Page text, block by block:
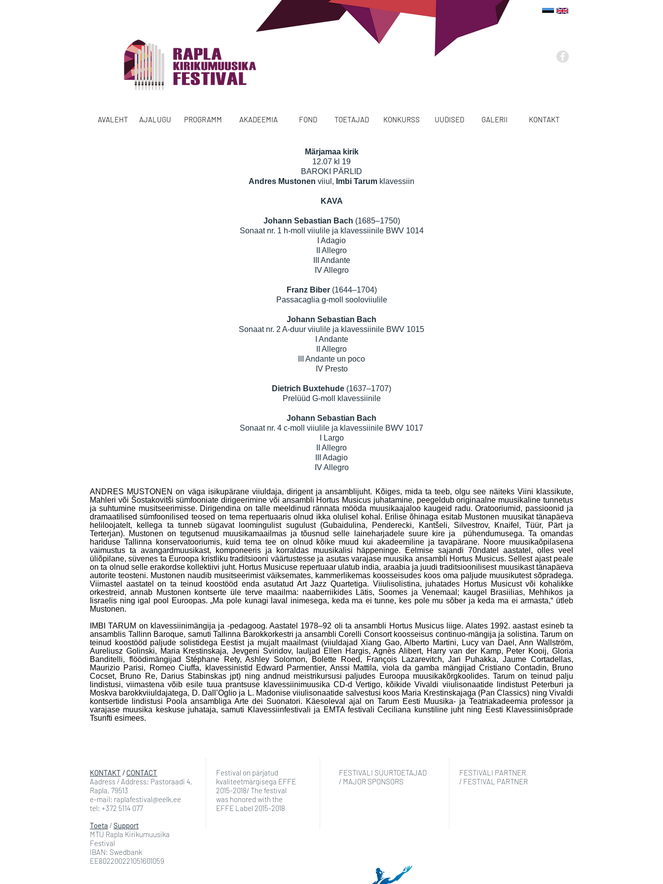
AVALEHT AJALUGU PROGRAMM AKADEEMIA FOND TOETAJAD KONKURSS UUDISED GALERII KONTAKT
Märjamaa kirik
12.07 kl 19
BAROKI PÄRLID
Andres Mustonen viiul, Imbi Tarum klavessiin
KAVA
Johann Sebastian Bach (1685–1750)
Sonaat nr. 1 h-moll viiulile ja klavessiinile BWV 1014
I Adagio
II Allegro
III Andante
IV Allegro
Franz Biber(1644–1704)
Passacaglia g-moll sooloviiulile
Johann Sebastian Bach
Sonaat nr. 2 A-duur viiulile ja klavessiinile BWV 1015
I Andante
II Allegro
III Andante un poco
IV Presto
Dietrich Buxtehude (1637–1707)
Prelüüd G-moll klavessiinile
Johann Sebastian Bach
Sonaat nr. 4 c-moll viiulile ja klavessiinile BWV 1017
I Largo
II Allegro
III Adagio
IV Allegro
ANDRES MUSTONEN on väga isikupärane viiuldaja, dirigent ja ansamblijuht. Kõiges, mida ta teeb, olgu see näiteks Viini klassikute,
Mahleri või Šostakovitši sümfooniate dirigeerimine või ansambli Hortus Musicus juhatamine, peegeldub originaalne muusikaline tunnetus
ja suhtumine musitseerimisse. Dirigendina on talle meeldinud rännata mööda muusikaajaloo kaugeid radu. Oratooriumid, passioonid ja
dramaatilised sümfoonilised teosed on tema repertuaaris olnud ikka olulisel kohal. Erilise õhinaga esitab Mustonen muusikat tänapäeva
heliloojatelt, kellega ta tunneb sügavat loomingulist sugulust (Gubaidulina, Penderecki, Kantšeli, Silvestrov, Knaifel, Tüür, Pärt ja
Terterjan). Mustonen on tegutsenud muusikamaailmas ja tõusnud selle laineharjadele suure kire ja pühendumusega. Ta omandas
hariduse Tallinna konservatooriumis, kuid tema tee on olnud kõike muud kui akadeemiline ja tavapärane. Noore muusikaõpilasena
vaimustus ta avangardmuusikast, komponeeris ja korraldas muusikalisi häppeninge. Eelmise sajandi 70ndatel aastatel, olles veel
üliõpilane, süvenes ta Euroopa kristliku traditsiooni väärtustesse ja asutas varajase muusika ansambli Hortus Musicus. Sellest ajast peale
on ta olnud selle erakordse kollektiivi juht. Hortus Musicuse repertuaar ulatub india, araabia ja juudi traditsioonilisest muusikast tänapäeva
autorite teosteni. Mustonen naudib musitseerimist väiksemates, kammerlikemas koosseisudes koos oma paljude muusikutest sõpradega.
Viimastel aastatel on ta teinud koostööd enda asutatud Art Jazz Quartetiga. Viiulisolistina, juhatades Hortus Musicust või kohalikke
orkestreid, annab Mustonen kontserte üle terve maailma: naaberriikides Lätis, Soomes ja Venemaal; kaugel Brasiilias, Mehhikos ja
Iisraelis ning igal pool Euroopas. „Ma pole kunagi laval inimesega, keda ma ei tunne, kes pole mu sõber ja keda ma ei armasta,“ ütleb
Mustonen.
IMBI TARUM on klavessiinimängija ja -pedagoog. Aastatel 1978–92 oli ta ansambli Hortus Musicus liige. Alates 1992. aastast esineb ta
ansamblis Tallinn Baroque, samuti Tallinna Barokkorkestri ja ansambli Corelli Consort koosseisus continuo-mängija ja solistina. Tarum on
teinud koostööd paljude solistidega Eestist ja mujalt maailmast (viiuldajad Xiang Gao, Alberto Martini, Lucy van Dael, Ann Wallström,
Aureliusz Golinski, Maria Krestinskaja, Jevgeni Sviridov, lauljad Ellen Hargis, Agnès Alibert, Harry van der Kamp, Peter Kooij, Gloria
Banditelli, flöödimängijad Stéphane Rety, Ashley Solomon, Bolette Roed, François Lazarevitch, Jari Puhakka, Jaume Cortadellas,
Maurizio Parisi, Romeo Ciuffa, klavessinistid Edward Parmentier, Anssi Mattila, viola da gamba mängijad Cristiano Contadin, Bruno
Cocset, Bruno Re, Darius Stabinskas jpt) ning andnud meistrikursusi paljudes Euroopa muusikakõrgkoolides. Tarum on teinud palju
lindistusi, viimastena võib esile tuua prantsuse klavessiinimuusika CD-d Vertigo, kõikide Vivaldi viiulisonaatide lindistust Peterburi ja
Moskva barokkviiuldajatega, D. Dall’Oglio ja L. Madonise viiulisonaatide salvestusi koos Maria Krestinskajaga (Pan Classics) ning Vivaldi
kontsertide lindistusi Poola ansambliga Arte dei Suonatori. Käesoleval ajal on Tarum Eesti Muusika- ja Teatriakadeemia professor ja
varajase muusika keskuse juhataja, samuti Klavessiinfestivali ja EMTA festivali Ceciliana kunstiline juht ning Eesti Klavessiinisõprade
Tsunfti esimees.
KONTAKT / CONTACT
Aadress / Address: Pastoraadi 4,
Rapla, 79513
e-mail: raplafestival@eelk.ee
tel: +372 5114 077
Toeta / Support
MTÜ Rapla Kirikumuusika
Festival
IBAN: Swedbank
EE802200221051601059
Festival on pärjatud
kvaliteetmärgisega EFFE
2015-2018/ The festival
was honored with the
EFFE Label 2015-2018
FESTIVALI SUURTOETAJAD
/ MAJOR SPONSORS
FESTIVALI PARTNER
/ FESTIVAL PARTNER